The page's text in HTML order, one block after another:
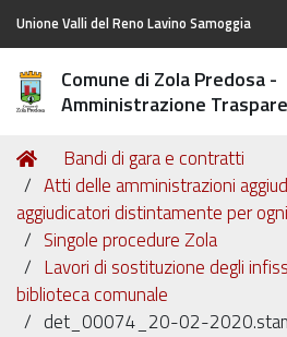
Unione Valli del Reno Lavino Samoggia
Comune di Zola Predosa -
Amministrazione
Tu
sei
qui:
Home
Bandi di gara e contratti
Atti delle amministrazioni
aggiudicatori distintamente per
Singole procedure Zola
Lavori di sostituzione degli
biblioteca comunale
det_00074_20-02-